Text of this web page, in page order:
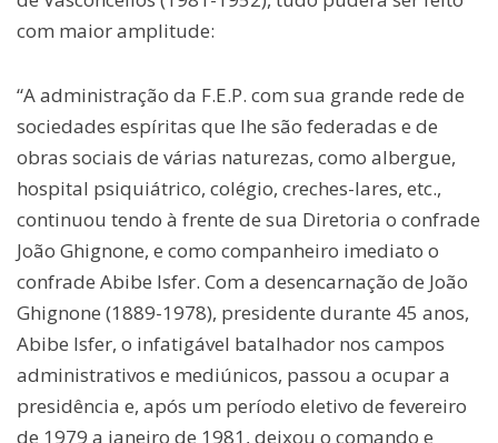
com maior amplitude:
“A administração da F.E.P. com sua grande rede de
sociedades espíritas que lhe são federadas e de
obras sociais de várias naturezas, como albergue,
hospital psiquiátrico, colégio, creches-lares, etc.,
continuou tendo à frente de sua Diretoria o confrade
João Ghignone, e como companheiro imediato o
confrade Abibe Isfer. Com a desencarnação de João
Ghignone (1889-1978), presidente durante 45 anos,
Abibe Isfer, o infatigável batalhador nos campos
administrativos e mediúnicos, passou a ocupar a
presidência e, após um período eletivo de fevereiro
de 1979 a janeiro de 1981, deixou o comando e